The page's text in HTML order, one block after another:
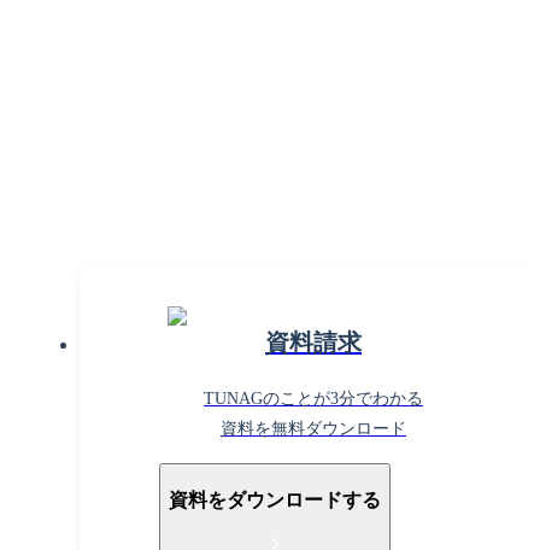
資料請求
TUNAGのことが3分でわかる
資料を無料ダウンロード
資料をダウンロードする